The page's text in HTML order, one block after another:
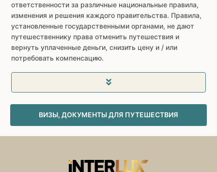
ответственности за различные национальные правила,
изменения и решения каждого правительства. Правила,
установленные государственными органами, не дают
путешественнику права отменить путешествия и
вернуть уплаченные деньги, снизить цену и / или
потребовать компенсацию.
ВИЗЫ, ДОКУМЕНТЫ ДЛЯ ПУТЕШЕСТВИЯ